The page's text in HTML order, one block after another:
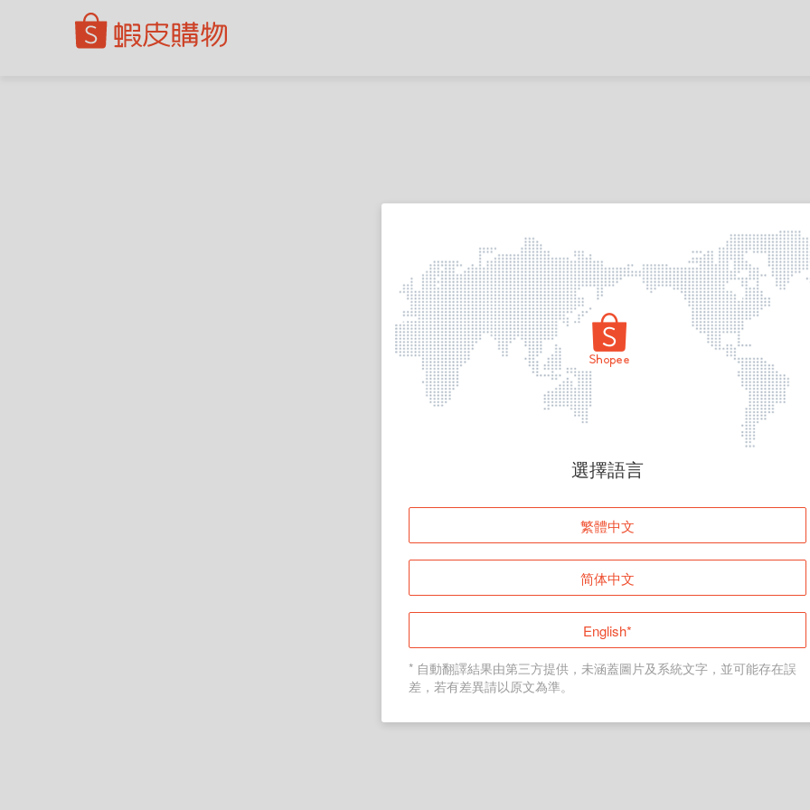
頁面無法顯示
登入
返回首頁
選擇語言
繁體中文
简体中文
English*
* 自動翻譯結果由第三方提供，未涵蓋圖片及系統文字，並可能存在誤
差，若有差異請以原文為準。